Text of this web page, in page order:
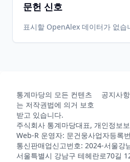
문헌 신호
표시할 OpenAlex 데이터가 없습
통계마당의 모든 컨텐츠
는 저작권법에 의거 보호
받고 있습니다.
공지사항
주식회사 통계마당대표, 개인정보
Web-R 운영자: 문건웅사업자등록
통신판매업신고번호: 2024-서울강
서울특별시 강남구 테헤란로70길